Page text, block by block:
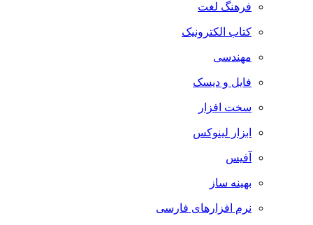
فرهنگ لغت
کتاب الکترونیک
مهندسی
فایل و دیسک
سخت افزار
ابزار لینوکس
آفیس
بهینه ساز
نرم افزارهای فارسی